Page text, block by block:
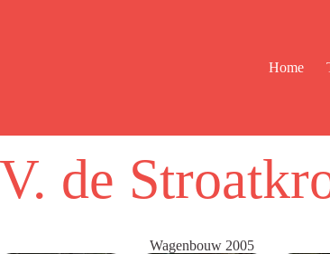
Home
de
Wagenbouw 2005